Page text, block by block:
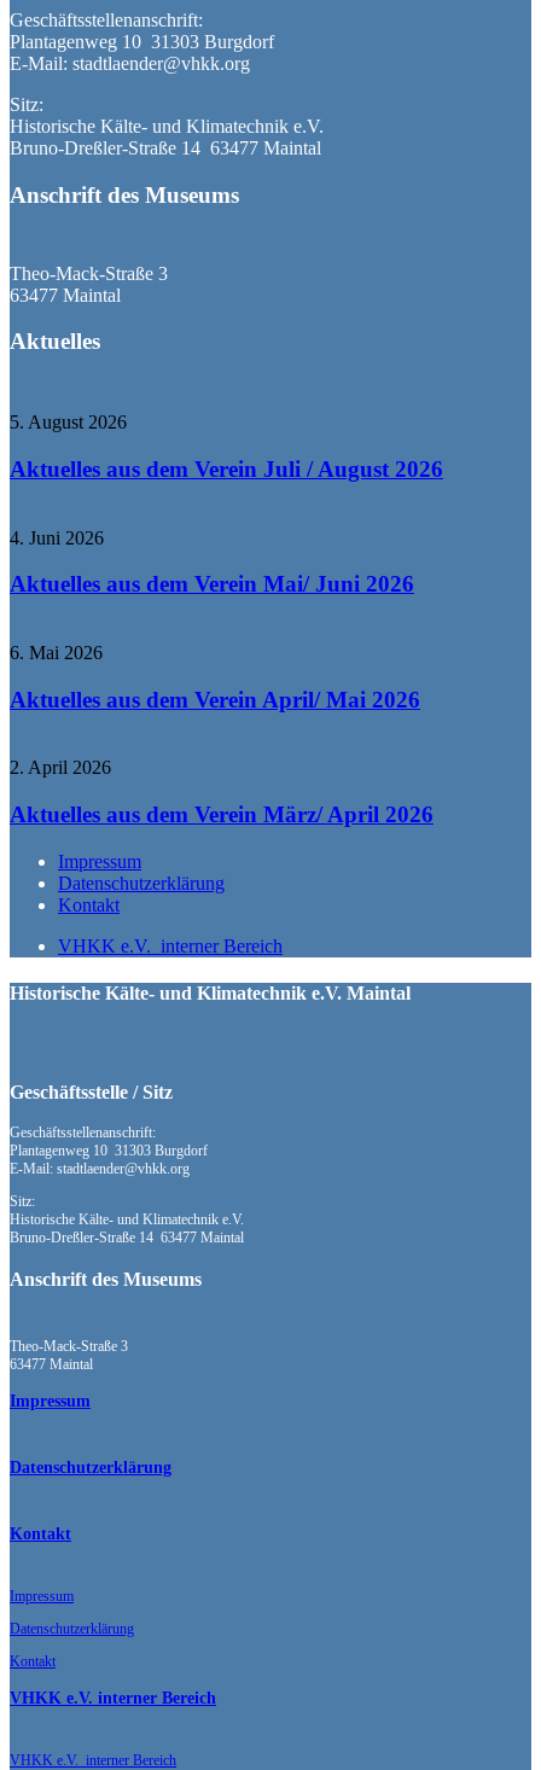
Geschäftsstellenanschrift:
Plantagenweg 10 31303 Burgdorf
E-Mail: stadtlaender@vhkk.org
Sitz:
Historische Kälte- und Klimatechnik e.V.
Bruno-Dreßler-Straße 14 63477 Maintal
Anschrift des Museums
Theo-Mack-Straße 3
63477 Maintal
Aktuelles
5. August 2026
Aktuelles aus dem Verein Juli / August 2026
4. Juni 2026
Aktuelles aus dem Verein Mai/ Juni 2026
6. Mai 2026
Aktuelles aus dem Verein April/ Mai 2026
2. April 2026
Aktuelles aus dem Verein März/ April 2026
Impressum
Datenschutzerklärung
Kontakt
VHKK e.V. interner Bereich
Historische Kälte- und Klimatechnik e.V. Maintal
Geschäftsstelle / Sitz
Geschäftsstellenanschrift:
Plantagenweg 10 31303 Burgdorf
E-Mail: stadtlaender@vhkk.org
Sitz:
Historische Kälte- und Klimatechnik e.V.
Bruno-Dreßler-Straße 14 63477 Maintal
Anschrift des Museums
Theo-Mack-Straße 3
63477 Maintal
Impressum
Datenschutzerklärung
Kontakt
Impressum
Datenschutzerklärung
Kontakt
VHKK e.V. interner Bereich
VHKK e.V. interner Bereich